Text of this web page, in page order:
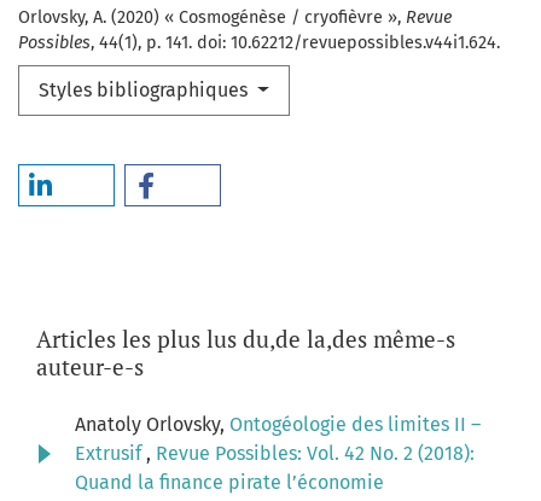
Orlovsky, A. (2020) « Cosmogénèse / cryofièvre », Revue
Possibles, 44(1), p. 141. doi: 10.62212/revuepossibles.v44i1.624.
Styles bibliographiques
Articles les plus lus du,de la,des même-s
auteur-e-s
Anatoly Orlovsky, Ontogéologie des limites II –
Extrusif, Revue Possibles: Vol. 42 No. 2 (2018):
Quand la finance pirate l’économie